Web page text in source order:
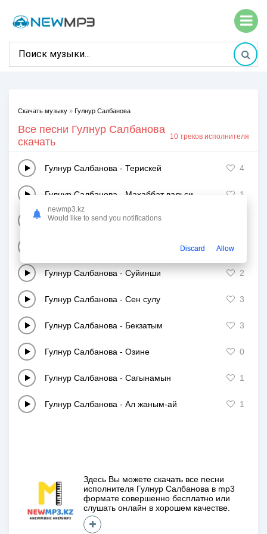
Скачать музыку » Гулнур Салбанова
Все песни Гулнур Салбанова
скачать
10 треков исполнителя
Гулнур Салбанова - Терискей 4
Гулнур Салбанова Махаббат вальси 1
Гулнур Салбанова -Татти кыз
Гулнур Салбанова - Суйинши 2
Гулнур Салбанова - Сен сулу 3
Гулнур Салбанова - Бекзатым 3
Гулнур Салбанова - Озине 0
Гулнур Салбанова - Сагынамын 1
Гулнур Салбанова - Ал жаным-ай 1
Здесь Вы можете скачать все песни
исполнителя Гулнур Салбанова в mp3
формате совершенно бесплатно или
слушать онлайн в хорошем качестве.
newmp3.kz
Would like to send you notifications
Discard Allow